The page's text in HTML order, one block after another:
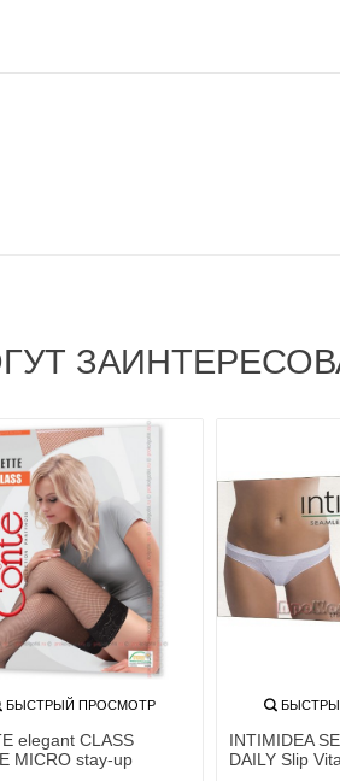
БЫСТРЫЙ ПРОСМОТР
elegant CLASS
MICRO stay-up
INTIMIDEA
DAILY Slip